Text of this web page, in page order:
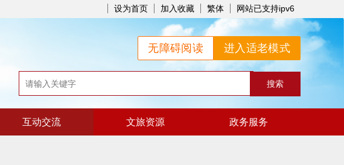
设为首页 加入收藏 繁体 网站已支持ipv6
进入适老模式
无障碍阅读
互动交流 文旅资源 政务服务